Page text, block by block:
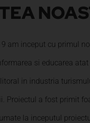
am inceput cu primul
si educarea
litoral in industria
Proiectul a fost primit
la inceputul